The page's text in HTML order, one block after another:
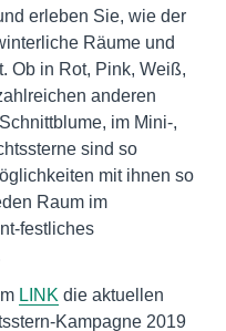
erleben Sie, wie der
Räume und
Ob in Rot, Pink, Weiß,
anderen
im Mini-,
sind so
mit ihnen so
Raum im
festliches
LINK die aktuellen
Kampagne 2019